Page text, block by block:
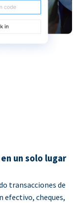
un solo lugar
transacciones de
efectivo, cheques,